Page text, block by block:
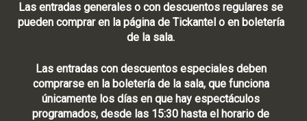
Las entradas generales o con descuentos regulares se
pueden comprar en la página de Tickantel o en boletería
de la sala.
Las entradas con descuentos especiales deben
comprarse en la boletería de la sala, que funciona
únicamente los días en que hay espectáculos
programados, desde las 15:30 hasta el horario de